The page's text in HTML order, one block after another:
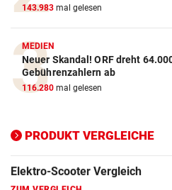
143.983 mal gelesen
MEDIEN
Neuer Skandal! ORF dreht
Gebührenzahlern ab
116.280 mal gelesen
PRODUKT VERGLEICHE
E-Bike Vergleich
ZUM VERGLEICH
Elektro-Scooter Vergleich
ZUM VERGLEICH
ZUM VERGLEICH
ZUM VERGLEICH